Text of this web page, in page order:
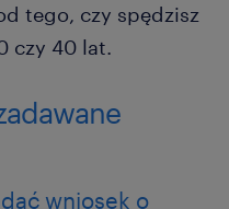
tego, czy spędzisz
czy 40 lat.
wniosek o